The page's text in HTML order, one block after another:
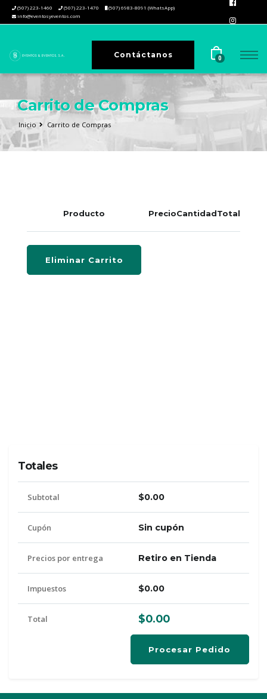
(507) 223-1460 (507) 223-1470
(507) 6983-8091 (WhatsApp)
info@eventosyeventos.com
Contáctanos 0
Carrito de Compras
Inicio Carrito de Compras
Producto PrecioCantidadTotal
Eliminar Carrito
Totales
Subtotal $0.00
Cupón Sin cupón
Precios por entrega Retiro en Tienda
Impuestos $0.00
Total $0.00
Procesar Pedido